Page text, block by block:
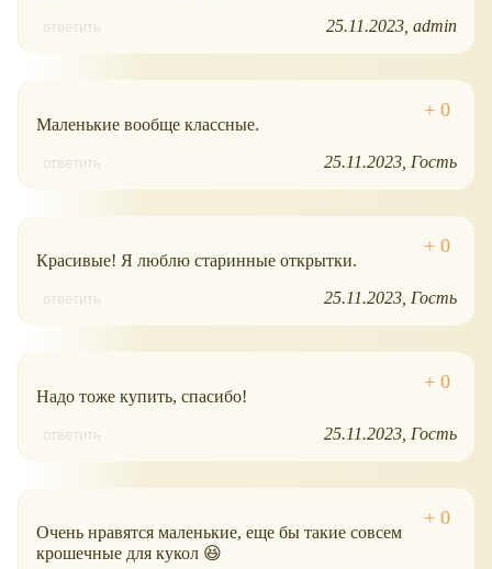
ответить 25.11.2023 admin
Маленькие вообще классные.
ответить 25.11.2023 Гость
Красивые! Я люблю старинные открытки.
ответить 25.11.2023 Гость
Надо тоже купить, спасибо!
ответить 25.11.2023 Гость
Очень нравятся маленькие, еще бы такие совсем
крошечные для кукол 😆